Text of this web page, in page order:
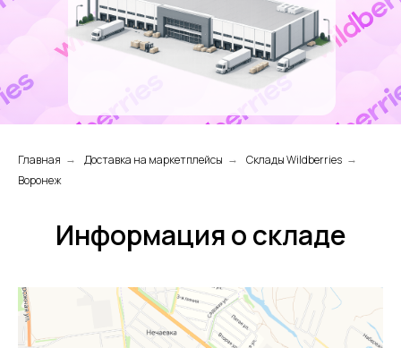
Главная → Доставка на маркетплейсы → Склады Wildberries →
Воронеж
Информация о складе